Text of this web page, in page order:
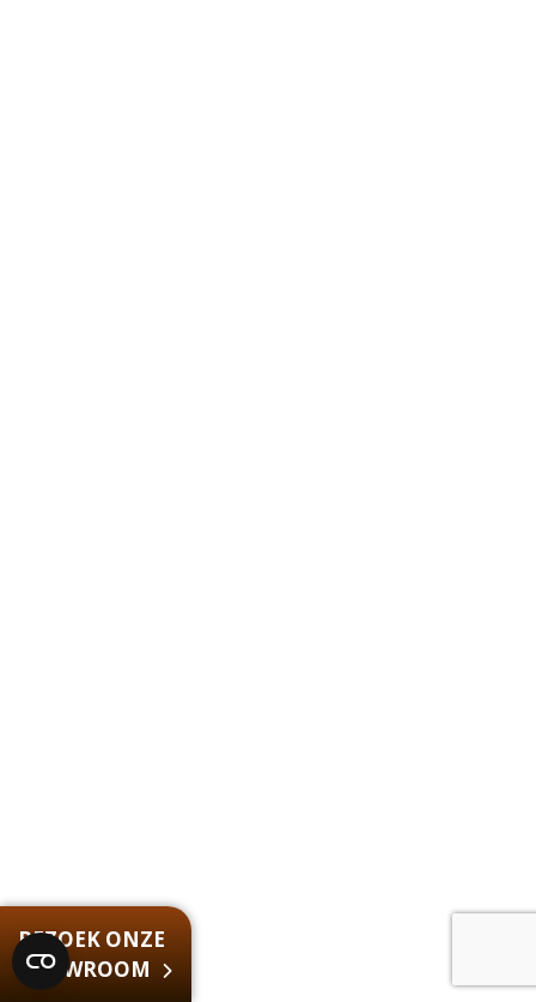
BEZOEK ONZE
SHOWROOM